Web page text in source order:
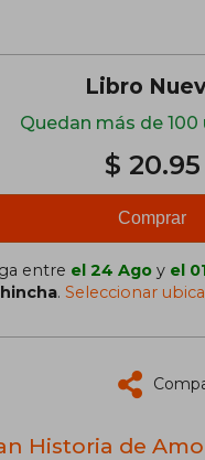
Libro
Quedan más de 100
$ 20.95
Comprar
entre el 24 Ago y el
. Seleccionar
Historia de